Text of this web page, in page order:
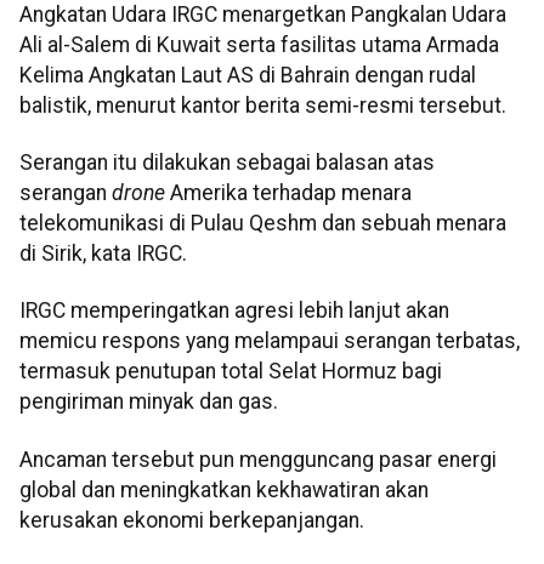
Angkatan Udara IRGC menargetkan Pangkalan Udara
Ali al-Salem di Kuwait serta fasilitas utama Armada
Kelima Angkatan Laut AS di Bahrain dengan rudal
balistik, menurut kantor berita semi-resmi tersebut.
Serangan itu dilakukan sebagai balasan atas
serangan drone Amerika terhadap menara
telekomunikasi di Pulau Qeshm dan sebuah menara
di Sirik, kata IRGC.
IRGC memperingatkan agresi lebih lanjut akan
memicu respons yang melampaui serangan terbatas,
termasuk penutupan total Selat Hormuz bagi
pengiriman minyak dan gas.
Ancaman tersebut pun mengguncang pasar energi
global dan meningkatkan kekhawatiran akan
kerusakan ekonomi berkepanjangan.